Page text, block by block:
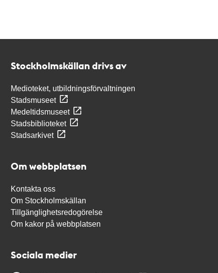
Stockholmskällan drivs av
Medioteket, utbildningsförvaltningen
Stadsmuseet
Medeltidsmuseet
Stadsbiblioteket
Stadsarkivet
Om webbplatsen
Kontakta oss
Om Stockholmskällan
Tillgänglighetsredogörelse
Om kakor på webbplatsen
Sociala medier